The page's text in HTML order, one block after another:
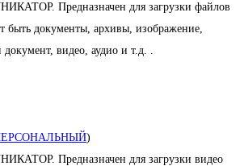
Предназначен для загрузки файлов
быть документы, архивы, изображение,
документ, видео, аудио и т.д. .
)
Предназначен для загрузки видео